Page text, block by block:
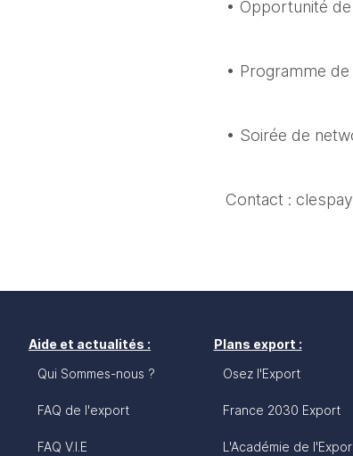
• Opportunité
• Programme
• Soirée de
Contact :
Aide et actualités :
Qui Sommes-nous ?
FAQ de l'export
FAQ V.I.E
Plans export :
Osez l'Export
France 2030 Export
L'Académie de